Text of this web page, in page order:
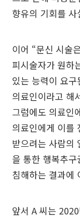
향유의 기회를
이어 “문신 시술
피시술자가 원하
있는 능력이 요
의료인이라고 해
그럼에도 의료인
의료인에게 이를
받으려는 사람의
을 통한 행복추
침해하는 결과에
앞서 A 씨는